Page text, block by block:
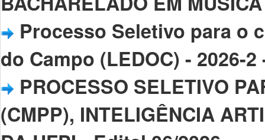
Processo Seletivo para o
do Campo (LEDOC) - 2026-
PROCESSO SELETIVO
(CMPP), INTELIGÊNCIA